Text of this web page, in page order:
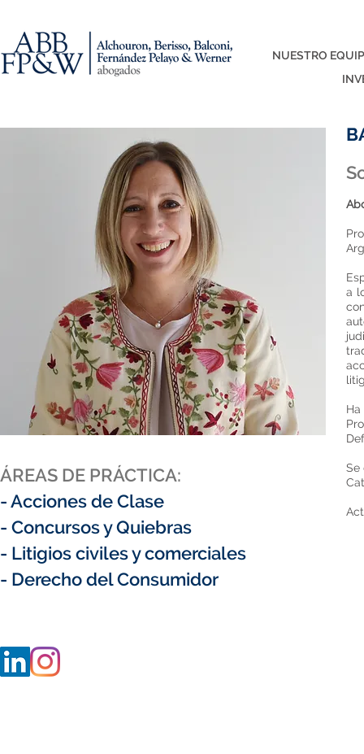
NUESTRO
ÁREAS DE PRÁCTICA:
- Acciones de Clase
- Concursos y Quiebras
- Litigios civiles y comerciales
- Derecho del Consumidor
a
Se